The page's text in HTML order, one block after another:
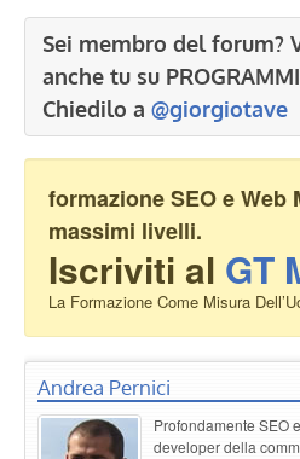
Sei membro del forum?
anche tu su
Chiedilo a @giorgiotave
formazione SEO e Web
massimi livelli.
Iscriviti al GT
La Formazione Come Misura
Andrea Pernici
Profondamente SEO
developer della